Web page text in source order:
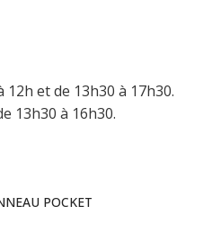
12h et de 13h30 à 17h30.
13h30 à 16h30.
POCKET